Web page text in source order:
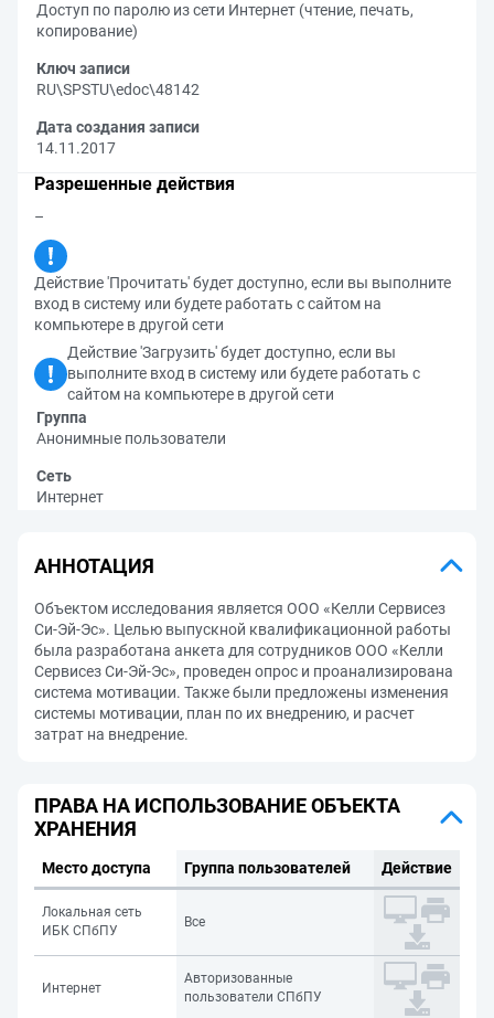
Доступ по паролю из сети Интернет (чтение, печать,
копирование)
Ключ записи
RU\SPSTU\edoc\48142
Дата создания записи
14.11.2017
Разрешенные действия
–
Действие 'Прочитать' будет доступно, если вы выполните
вход в систему или будете работать с сайтом на
компьютере в другой сети
Действие 'Загрузить' будет доступно, если вы
выполните вход в систему или будете работать с
сайтом на компьютере в другой сети
Группа
Анонимные пользователи
Сеть
Интернет
АННОТАЦИЯ
Объектом исследования является ООО «Келли Сервисез
Си-Эй-Эс». Целью выпускной квалификационной работы
была разработана анкета для сотрудников ООО «Келли
Сервисез Си-Эй-Эс», проведен опрос и проанализирована
система мотивации. Также были предложены изменения
системы мотивации, план по их внедрению, и расчет
затрат на внедрение.
ПРАВА НА ИСПОЛЬЗОВАНИЕ ОБЪЕКТА
ХРАНЕНИЯ
Место доступа Группа пользователей Действие
Локальная сеть
ИБК СПбПУ
Все
Интернет
Авторизованные
пользователи СПбПУ